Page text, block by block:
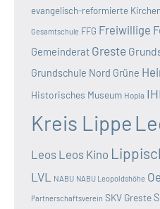
evangelisch-reformierte
Gesamtschule FFG Freiwillige
Gemeinderat Greste
Grundschule Nord Grüne
Historisches Museum Hopla
Kreis Lippe
Leos Leos Kino
LVL NABU NABU Leopoldshöhe
Partnerschaftsverein SKV Greste